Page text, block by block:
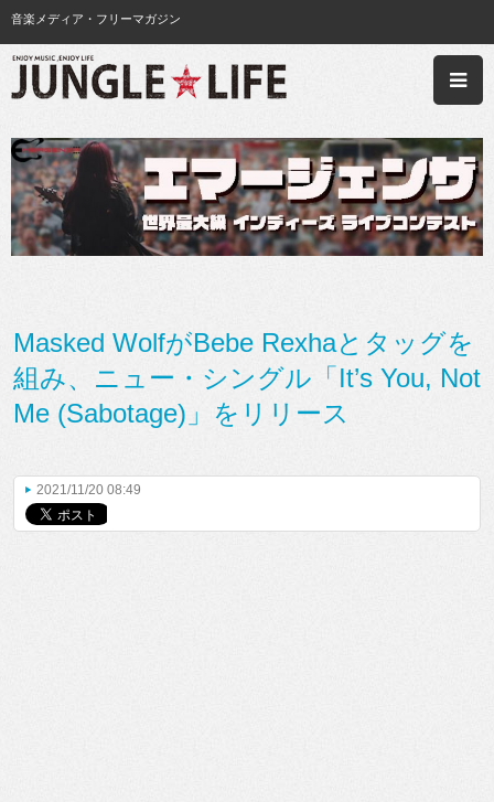
音楽メディア・フリーマガジン
Masked WolfがBebe Rexhaとタッグを
組み、ニュー・シングル「It’s You, Not
Me (Sabotage)」をリリース
2021/11/20 08:49